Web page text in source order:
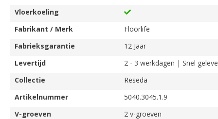
Vloerkoeling
Fabrikant / Merk
Floorlife
Fabrieksgarantie
12 Jaar
Levertijd
2 - 3 werkdagen | Snel
Collectie
Reseda
Artikelnummer
5040.3045.1.9
V-groeven
2 v-groeven